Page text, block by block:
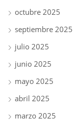
octubre 2025
septiembre 2025
julio 2025
junio 2025
mayo 2025
abril 2025
marzo 2025